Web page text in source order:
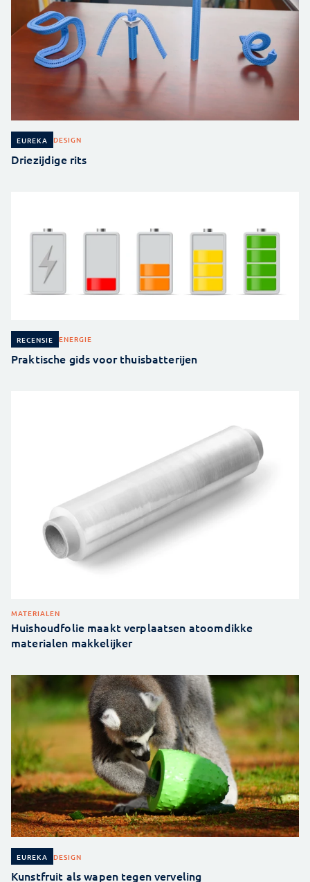
EUREKA DESIGN
Driezijdige rits
RECENSIE ENERGIE
Praktische gids voor thuisbatterijen
MATERIALEN
Huishoudfolie maakt verplaatsen atoomdikke
materialen makkelijker
EUREKA DESIGN
Kunstfruit als wapen tegen verveling